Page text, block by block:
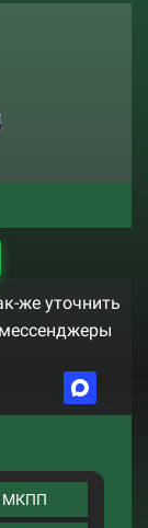
же уточнить
МКПП